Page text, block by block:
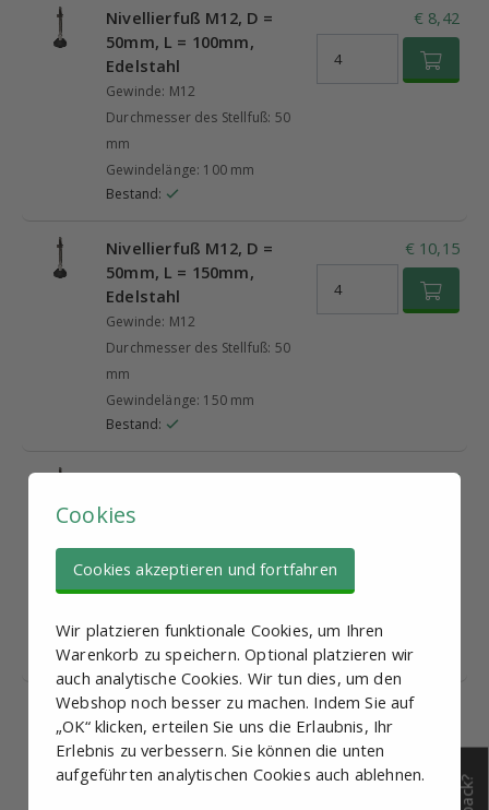
Nivellierfuß M12, D =
50mm, L = 100mm,
Edelstahl
Gewinde: M12
Durchmesser des Stellfuß: 50
mm
Gewindelänge: 100 mm
Bestand:
€ 8,42
Nivellierfuß M12, D =
50mm, L = 150mm,
Edelstahl
Gewinde: M12
Durchmesser des Stellfuß: 50
mm
Gewindelänge: 150 mm
Bestand:
€ 10,15
Nivellierfuß M12, D =
60mm, L = 50mm,
Edelstahl
Gewinde: M12
Durchmesser des Stellfuß: 60
Gewindelänge: 50 mm
Bestand:
€ 8,17
Nivellierfuß M12, D =
60mm, L = 100mm,
Edelstahl
Gewinde: M12
Cookies
Cookies akzeptieren und fortfahren
Wir platzieren funktionale Cookies, um Ihren
Warenkorb zu speichern. Optional platzieren wir
auch analytische Cookies. Wir tun dies, um den
Webshop noch besser zu machen. Indem Sie auf
„OK“ klicken, erteilen Sie uns die Erlaubnis, Ihr
Erlebnis zu verbessern. Sie können die unten
aufgeführten analytischen Cookies auch ablehnen.